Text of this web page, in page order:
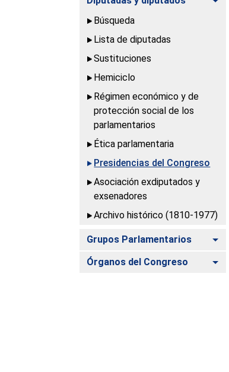
Búsqueda
Lista de diputadas
Sustituciones
Hemiciclo
Régimen económico y de
protección social de los
parlamentarios
Ética parlamentaria
Presidencias del Congreso
Asociación exdiputados y
exsenadores
Archivo histórico (1810-1977)
Grupos Parlamentarios
Órganos del Congreso